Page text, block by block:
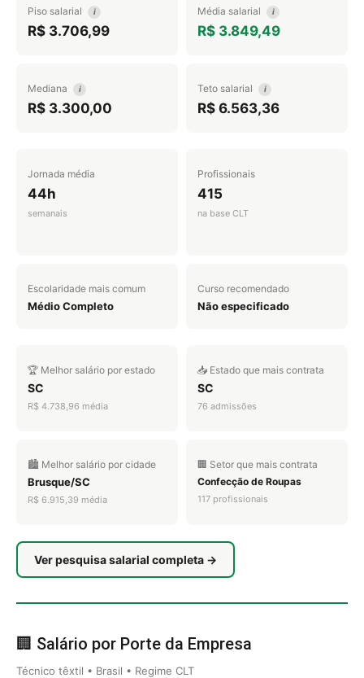
Piso salarial i
R$ 3.706,99
Média salarial i
R$ 3.849,49
Mediana i
R$ 3.300,00
Teto salarial i
R$ 6.563,36
Jornada média
44h
semanais
Profissionais
415
na base CLT
Escolaridade mais comum
Médio Completo
Curso recomendado
Não especificado
🏆 Melhor salário por estado
SC
R$ 4.738,96 média
📥 Estado que mais contrata
SC
76 admissões
🏙️ Melhor salário por cidade
Brusque/SC
R$ 6.915,39 média
🏢 Setor que mais contrata
Confecção de Roupas
117 profissionais
Ver pesquisa salarial completa →
🏢 Salário por Porte da Empresa
Técnico têxtil • Brasil • Regime CLT